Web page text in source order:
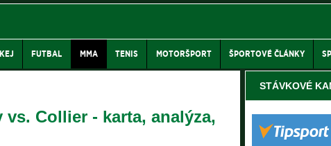
FUTBAL MMA TENIS MOTORŠPORT ŠPORTOVÉ ČLÁNKY
Collier - karta, analýza,
STÁVKOVÉ